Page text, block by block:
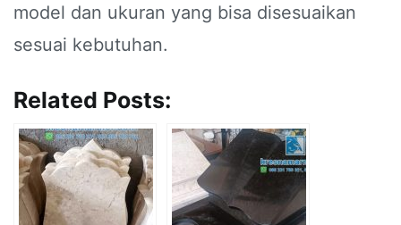
model dan ukuran yang bisa disesuaikan
sesuai kebutuhan.
Related Posts: